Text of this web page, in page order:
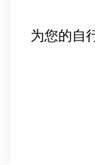
为您的自